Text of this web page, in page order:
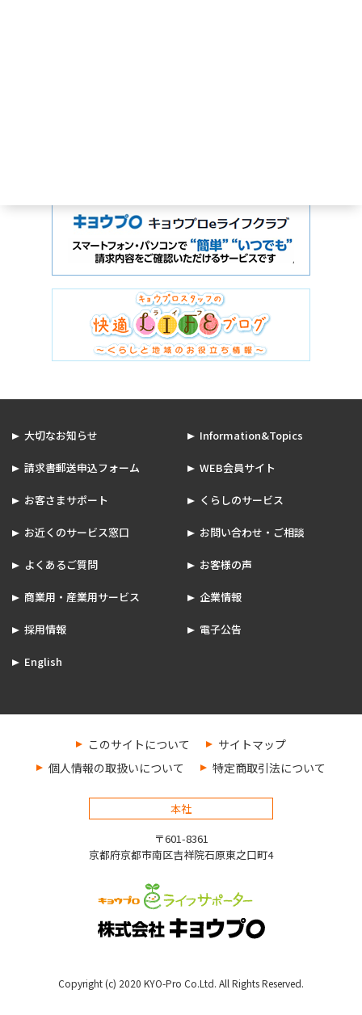
大切なお知らせ Information&Topics
請求書郵送申込フォーム WEB会員サイト
お客さまサポート くらしのサービス
お近くのサービス窓口 お問い合わせ・ご相談
よくあるご質問 お客様の声
商業用・産業用サービス 企業情報
採用情報 電子公告
English
本社
〒601-8361
京都府京都市南区吉祥院石原東之口町4
このサイトについて
サイトマップ
個人情報の取扱いについて
特定商取引法について
Copyright (c) 2020 KYO-Pro Co.Ltd. All Rights Reserved.